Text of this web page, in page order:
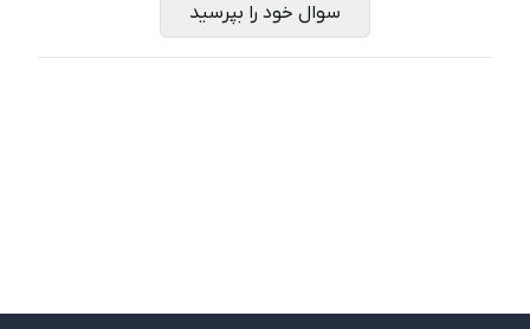
سوال خود را بپرسید